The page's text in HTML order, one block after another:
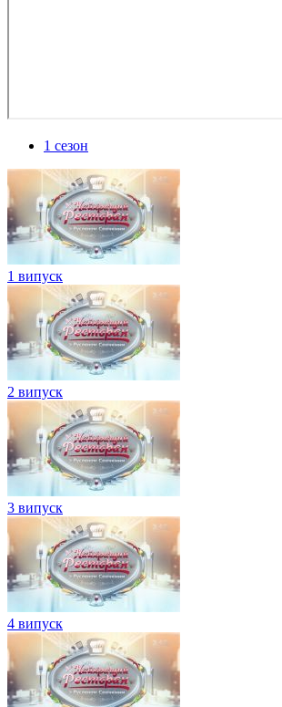
1 сезон
1 випуск
2 випуск
3 випуск
4 випуск